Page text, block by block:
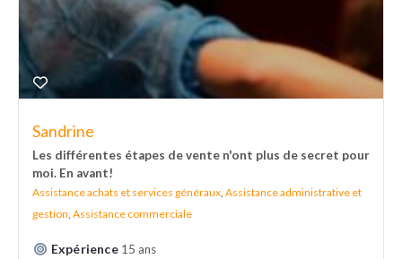
Sandrine
Les différentes étapes de vente n'ont plus de secret pour
moi. En avant!
Assistance achats et services généraux, Assistance administrative et
gestion, Assistance commerciale
Expérience 15 ans